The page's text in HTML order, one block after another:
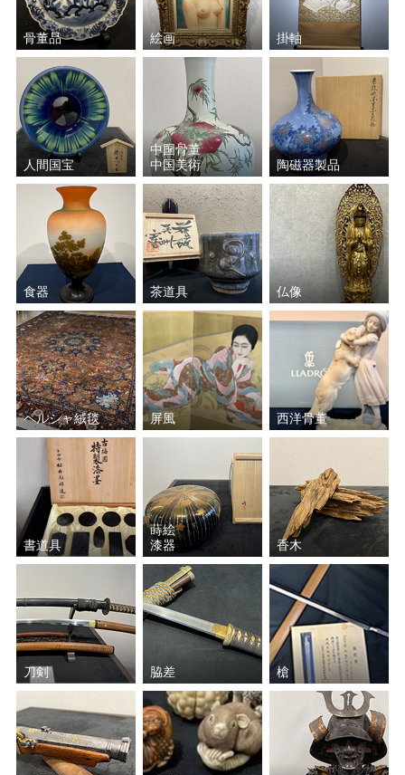
骨董品 絵画 掛軸
人間国宝
中国骨董
中国美術
陶磁器製品
食器 茶道具 仏像
ペルシャ絨毯 屏風 西洋骨董
書道具
蒔絵
漆器
香木
刀剣 脇差 槍